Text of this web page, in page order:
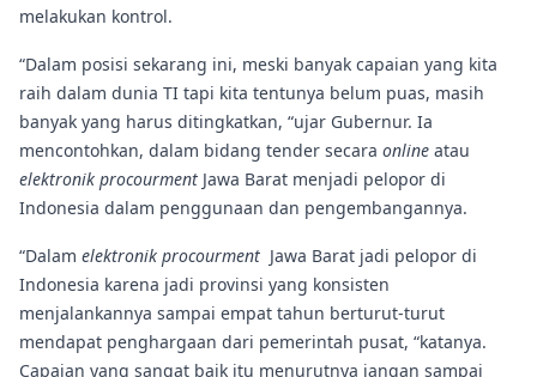
melakukan kontrol.
“Dalam posisi sekarang ini, meski banyak capaian yang kita
raih dalam dunia TI tapi kita tentunya belum puas, masih
banyak yang harus ditingkatkan, “ujar Gubernur. Ia
mencontohkan, dalam bidang tender secara online atau
elektronik procourment Jawa Barat menjadi pelopor di
Indonesia dalam penggunaan dan pengembangannya.
“Dalam elektronik procourment Jawa Barat jadi pelopor di
Indonesia karena jadi provinsi yang konsisten
menjalankannya sampai empat tahun berturut-turut
mendapat penghargaan dari pemerintah pusat, “katanya.
Capaian yang sangat baik itu menurutnya jangan sampai